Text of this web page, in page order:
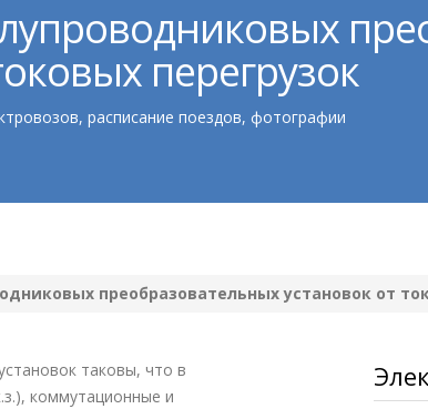
перегрузок
расписание поездов, фотографии
преобразовательных установок от
таковы, что в
коммутационные и